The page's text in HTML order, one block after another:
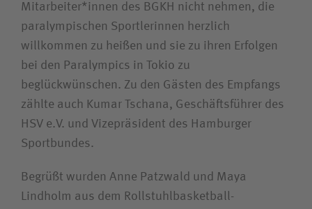
Mitarbeiter*innen des BGKH nicht nehmen, die
paralympischen Sportlerinnen herzlich
willkommen zu heißen und sie zu ihren Erfolgen
bei den Paralympics in Tokio zu
beglückwünschen. Zu den Gästen des Empfangs
zählte auch Kumar Tschana, Geschäftsführer des
HSV e.V. und Vizepräsident des Hamburger
Sportbundes.
Begrüßt wurden Anne Patzwald und Maya
Lindholm aus dem Rollstuhlbasketball-